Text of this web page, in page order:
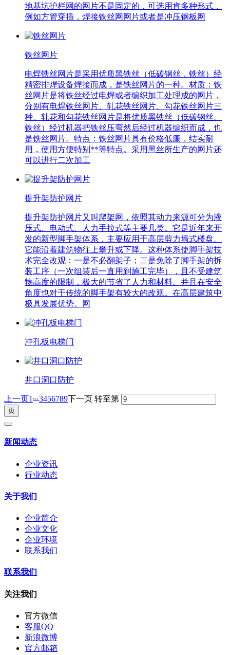
地基坑护栏网的网片不是固定的，可选用肯多种形式，
例如方管穿插，焊接铁丝网网片或者是冲压钢板网
铁丝网片
电焊铁丝网片是采用优质黑铁丝（低碳钢丝，铁丝）经
精密排焊设备焊接而成，是铁丝网片的一种。材质：铁
丝网片是将铁丝经过电焊或者编织加工处理成的网片，
分别有电焊铁丝网片、轧花铁丝网片、勾花铁丝网片三
种。轧花和勾花铁丝网片是将优质黑铁丝（低碳钢丝、
铁丝）经过机器把铁丝压弯然后经过机器编织而成，也
是铁丝网片。特点：铁丝网片具有价格低廉，结实耐
用，使用方便特别**等特点。采用黑丝所生产的网片还
可以进行二次加工
提升架防护网片
提升架防护网片又叫爬架网，依照其动力来源可分为液
压式、电动式、人力手拉式等主要几类。它是近年来开
发的新型脚手架体系，主要应用于高层剪力墙式楼盘。
它能沿着建筑物往上攀升或下降。这种体系使脚手架技
术完全改观：一是不必翻架子；二是免除了脚手架的拆
装工序（一次组装后一直用到施工完毕），且不受建筑
物高度的限制，极大的节省了人力和材料。并且在安全
角度也对于传统的脚手架有较大的改观。在高层建筑中
极具发展优势。网
冲孔板电梯门
井口洞口防护
上一页1...3456789下一页 转至第
新闻动态
企业资讯
行业动态
关于我们
企业简介
企业文化
企业环境
联系我们
联系我们
关注我们
官方微信
客服QQ
新浪微博
官方邮箱